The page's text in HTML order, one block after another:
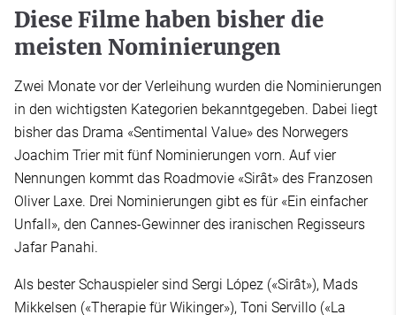
Diese Filme haben bisher die
meisten Nominierungen
Zwei Monate vor der Verleihung wurden die Nominierungen
in den wichtigsten Kategorien bekanntgegeben. Dabei liegt
bisher das Drama «Sentimental Value» des Norwegers
Joachim Trier mit fünf Nominierungen vorn. Auf vier
Nennungen kommt das Roadmovie «Sirât» des Franzosen
Oliver Laxe. Drei Nominierungen gibt es für «Ein einfacher
Unfall», den Cannes-Gewinner des iranischen Regisseurs
Jafar Panahi.
Als bester Schauspieler sind Sergi López («Sirât»), Mads
Mikkelsen («Therapie für Wikinger»), Toni Servillo («La